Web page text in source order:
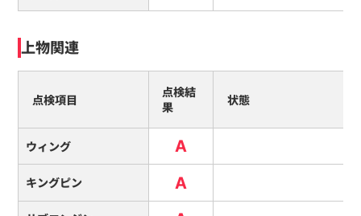
上物関連
点検項目
点検結
果
状態
ウィング A
キングピン A